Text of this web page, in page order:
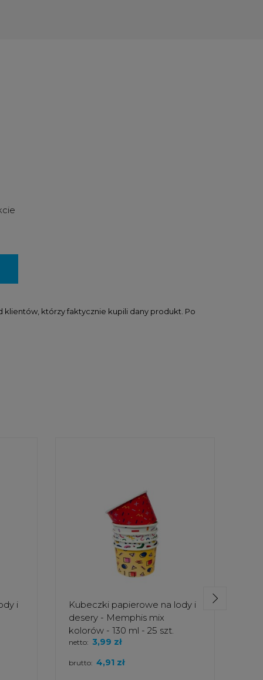
którzy faktycznie kupili dany produkt. Po
i
Kubeczki papierowe na lody i
desery - Memphis mix
kolorów - 130 ml - 25 szt.
brutto: 4,91 zł
netto: 3,99 zł